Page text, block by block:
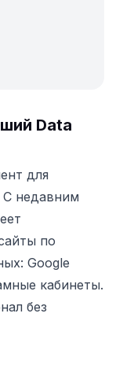
Data
для
С недавним
по
Google
кабинеты.
без